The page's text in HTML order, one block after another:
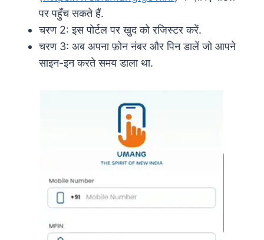
पर पहुँच सकते हैं.
चरण 2: इस पोर्टल पर खुद को रजिस्टर करें.
चरण 3: अब अपना फ़ोन नंबर और पिन डालें जो आपने
साइन-इन करते समय डाला था.